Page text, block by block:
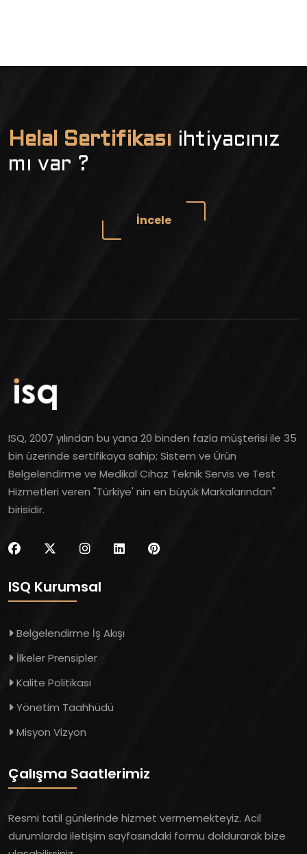
Helal Sertifikası ihtiyacınız
mı var ?
İncele
ISQ, 2007 yılından bu yana 20 binden fazla müşterisi ile 35
bin üzerinde sertifikaya sahip; Sistem ve Ürün
Belgelendirme ve Medikal Cihaz Teknik Servis ve Test
Hizmetleri veren "Türkiye' nin en büyük Markalarından"
birisidir.
ISQ Kurumsal
Belgelendirme İş Akışı
İlkeler Prensipler
Kalite Politikası
Yönetim Taahhüdü
Misyon Vizyon
Çalışma Saatlerimiz
Resmi tatil günlerinde hizmet vermemekteyiz. Acil
durumlarda iletişim sayfasındaki formu doldurarak bize